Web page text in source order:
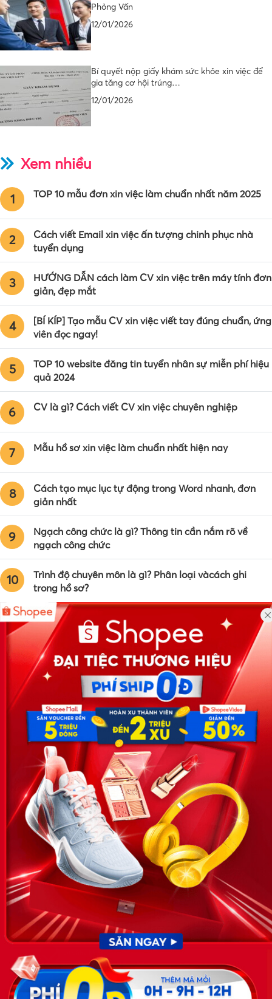
Phỏng Vấn
12/01/2026
Bí quyết nộp giấy khám sức khỏe xin việc để
gia tăng cơ hội trúng…
12/01/2026
Xem nhiều
1 TOP 10 mẫu đơn xin việc làm chuẩn nhất năm 2025
2
Cách viết Email xin việc ấn tượng chinh phục nhà
tuyển dụng
3
HƯỚNG DẪN cách làm CV xin việc trên máy tính đơn
giản, đẹp mắt
4
[BÍ KÍP] Tạo mẫu CV xin việc viết tay đúng chuẩn, ứng
viên đọc ngay!
5
TOP 10 website đăng tin tuyển nhân sự miễn phí hiệu
quả 2024
6 CV là gì? Cách viết CV xin việc chuyên nghiệp
7 Mẫu hồ sơ xin việc làm chuẩn nhất hiện nay
8
Cách tạo mục lục tự động trong Word nhanh, đơn
giản nhất
9
Ngạch công chức là gì? Thông tin cần nắm rõ về
ngạch công chức
10
Trình độ chuyên môn là gì? Phân loại vàcách ghi
trong hồ sơ?
Công ty TNHH Eyeplus Online
Địa chỉ: Số 81, ngõ 68, đường Cầu Giấy, Tổ 05, Phường Quan
Hoa, Quận Cầu Giấy, TP Hà Nội, Việt Nam
SĐT: 0981 448 766
Email:
hotro@timviec.com.vn
VỀ CHÚNG TÔI
News.timviec.com.vn là website cung cấp thông tin liên quan đến
nhân sự, nghề nghiệp do Timviec.com.vn vận hành nhằm giúp
doanh nghiệp, nhân sự tuyển dụng, người đi làm, người tìm việc
cập nhật thông tin và đáp ứng được mong muốn của mình.
KẾT NỐI
Giấy phép hoạt động dịch vụ
việc làm số 54/2019/SLĐTBXH-
GP do Sở lao động thương
binh và xã hội cấp ngày 30
tháng 12 năm 2019.